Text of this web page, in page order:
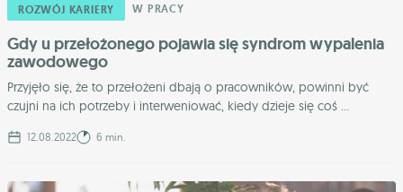
ROZWÓJ KARIERY W PRACY
Gdy u przełożonego pojawia się syndrom wypalenia
zawodowego
Przyjęło się, że to przełożeni dbają o pracowników, powinni być
czujni na ich potrzeby i interweniować, kiedy dzieje się coś ...
12.08.2022 6 min.